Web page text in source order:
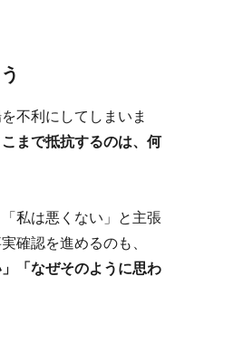
不利にしてしまいま
こまで抵抗するのは、何
私は悪くない」と主張
確認を進めるのも、
「なぜそのように思わ